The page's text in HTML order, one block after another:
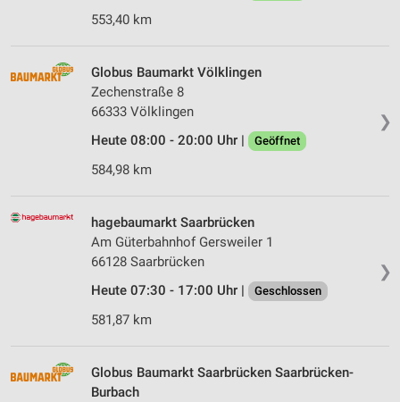
553,40 km
❯
Globus Baumarkt Völklingen
Zechenstraße 8
66333 Völklingen
Heute 08:00 - 20:00 Uhr |
Geöffnet
584,98 km
❯
hagebaumarkt Saarbrücken
Am Güterbahnhof Gersweiler 1
66128 Saarbrücken
Heute 07:30 - 17:00 Uhr |
Geschlossen
581,87 km
Globus Baumarkt Saarbrücken Saarbrücken-
Burbach
Verwendung reduzierter Daten zur Auswahl von
Werbeanzeigen
Erstellung von Profilen für personalisierte
Erstellung von Profilen zur Personalisierung
von Inhalten
Verwendung von Profilen zur Auswahl
Messung der Performance von Inhalten